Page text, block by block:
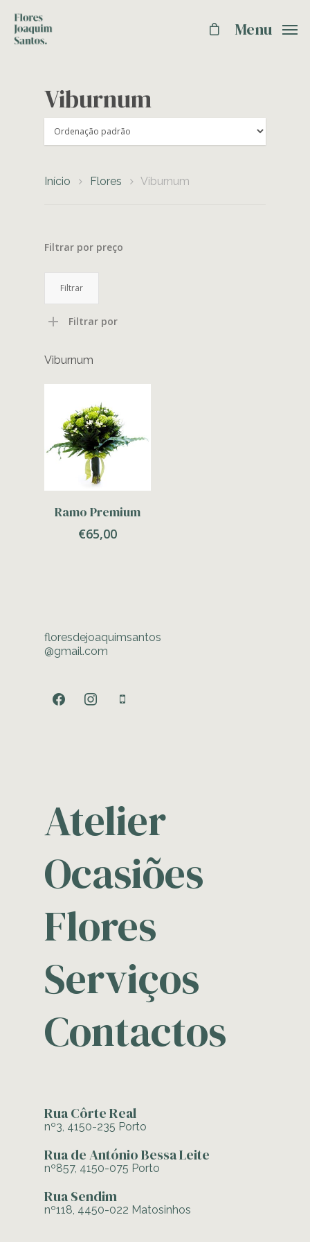
Menu
Viburnum
Início Flores Viburnum
Filtrar por preço
Filtrar
Filtrar por
Viburnum
Ramo Premium
€65,00
floresdejoaquimsantos
@gmail.com
facebookinstagrammobile
Atelier
Ocasiões
Flores
Serviços
Contactos
Rua Côrte Real
nº3, 4150-235 Porto
Rua de António Bessa Leite
nº857, 4150-075 Porto
Rua Sendim
nº118, 4450-022 Matosinhos